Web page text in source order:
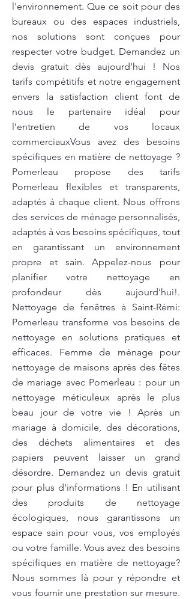
l'environnement. Que ce soit pour des
bureaux ou des espaces industriels,
nos solutions sont conçues pour
respecter votre budget. Demandez un
devis gratuit dès aujourd'hui ! Nos
tarifs compétitifs et notre engagement
envers la satisfaction client font de
nous le partenaire idéal pour
l’entretien de vos locaux
commerciauxVous avez des besoins
spécifiques en matière de nettoyage ?
Pomerleau propose des tarifs
Pomerleau flexibles et transparents,
adaptés à chaque client. Nous offrons
des services de ménage personnalisés,
adaptés à vos besoins spécifiques, tout
en garantissant un environnement
propre et sain. Appelez-nous pour
planifier votre nettoyage en
profondeur dès aujourd'hui!.
Nettoyage de fenêtres à Saint-Rémi:
Pomerleau transforme vos besoins de
nettoyage en solutions pratiques et
efficaces. Femme de ménage pour
nettoyage de maisons après des fêtes
de mariage avec Pomerleau : pour un
nettoyage méticuleux après le plus
beau jour de votre vie ! Après un
mariage à domicile, des décorations,
des déchets alimentaires et des
papiers peuvent laisser un grand
désordre. Demandez un devis gratuit
pour plus d'informations ! En utilisant
des produits de nettoyage
écologiques, nous garantissons un
espace sain pour vous, vos employés
ou votre famille. Vous avez des besoins
spécifiques en matière de nettoyage?
Nous sommes là pour y répondre et
vous fournir une prestation sur mesure.